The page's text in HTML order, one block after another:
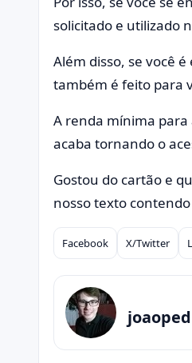
solicitado e utilizado
Além disso, se você
também é feito para
A renda mínima para
acaba tornando o
Gostou do cartão e
nosso texto
Compartilhar
Facebook X/Twitter